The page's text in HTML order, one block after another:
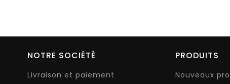
NOTRE SOCIÉTÉ
Livraison et paiement
PRODUITS
Nouveaux